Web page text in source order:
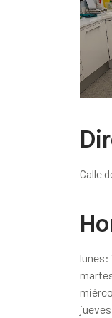
Calle
lunes: